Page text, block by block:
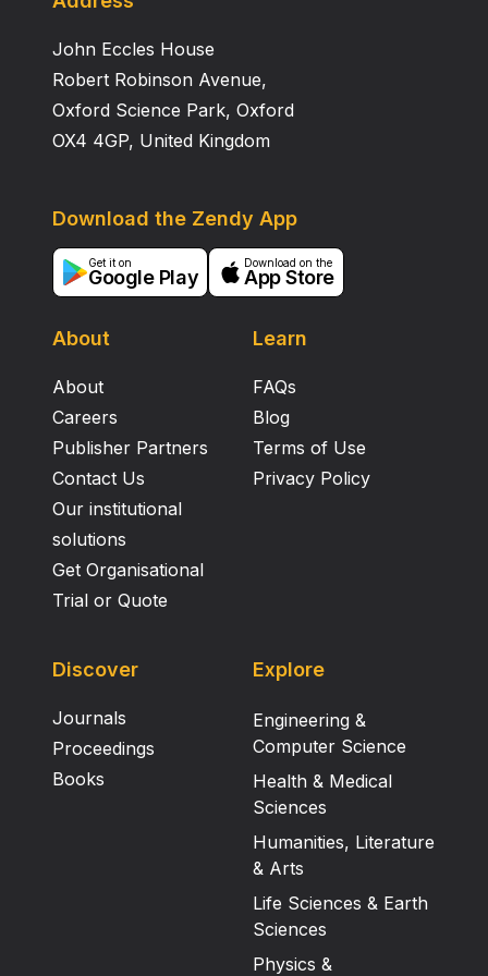
John Eccles House
Robert Robinson Avenue,
Oxford Science Park, Oxford
OX4 4GP, United Kingdom
About
About
Careers
Publisher Partners
Contact Us
Our institutional
solutions
Get Organisational
Trial or Quote
Learn
FAQs
Blog
Terms of Use
Privacy Policy
Download the Zendy App
Get it on
Google Play
Download on the
App Store
Discover
Journals
Proceedings
Books
Explore
Engineering &
Computer Science
Health & Medical
Sciences
Humanities, Literature
& Arts
Life Sciences & Earth
Sciences
Physics &